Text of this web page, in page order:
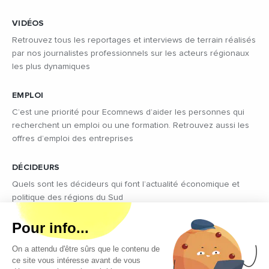
VIDÉOS
Retrouvez tous les reportages et interviews de terrain réalisés
par nos journalistes professionnels sur les acteurs régionaux
les plus dynamiques
EMPLOI
C’est une priorité pour Ecomnews d’aider les personnes qui
recherchent un emploi ou une formation. Retrouvez aussi les
offres d’emploi des entreprises
DÉCIDEURS
Quels sont les décideurs qui font l’actualité économique et
politique des régions du Sud